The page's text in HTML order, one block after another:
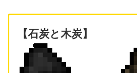
【石炭と木炭】